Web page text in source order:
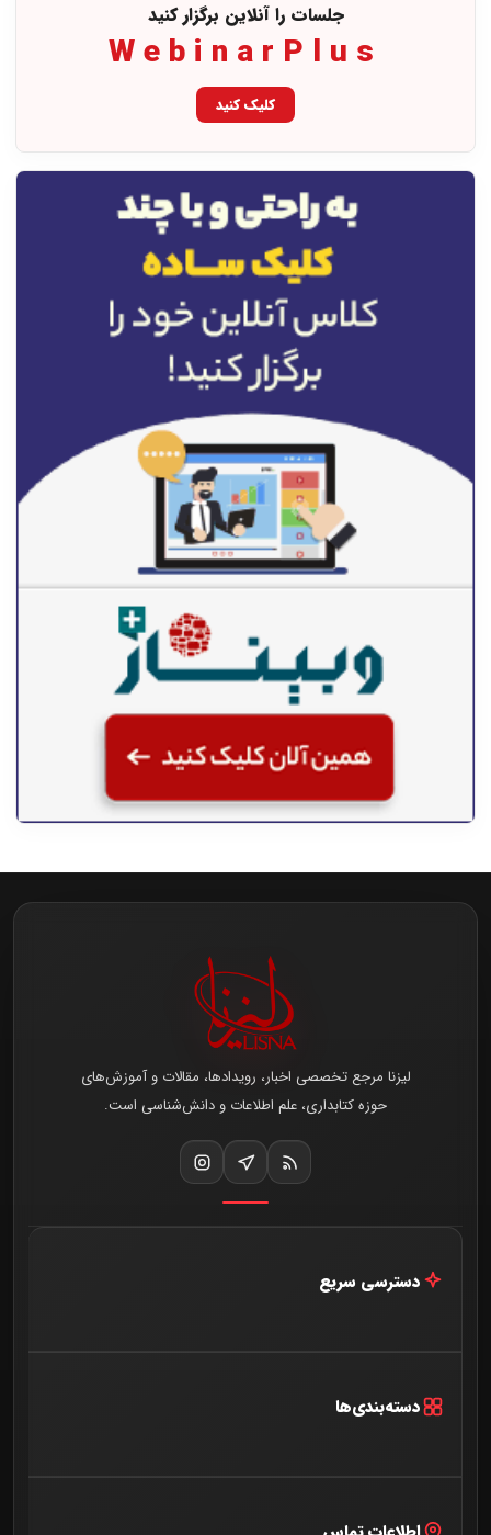
جلسات را آنلاین برگزار کنید
WebinarPlus
کلیک کنید
لیزنا مرجع تخصصی اخبار، رویدادها، مقالات و آموزش‌های
حوزه کتابداری، علم اطلاعات و دانش‌شناسی است.
دسترسی سریع
خانه
اخبار و مقالات
دسته‌بندی‌ها
آخرین اخبار
گفتگو